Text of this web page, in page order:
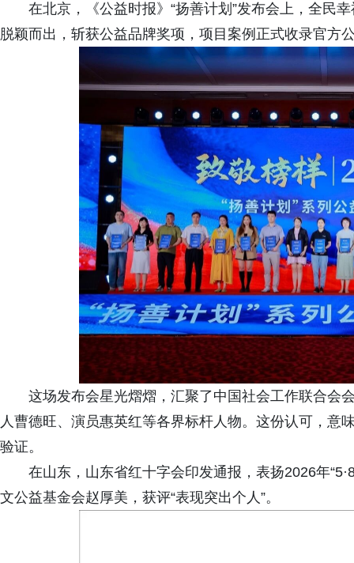
在北京，《公益时报》“扬善计划”发布会上，全民
脱颖而出，斩获公益品牌奖项，项目案例正式收录官方
这场发布会星光熠熠，汇聚了中国社会工作联合会
人曹德旺、演员惠英红等各界标杆人物。这份认可，意
验证。
在山东，山东省红十字会印发通报，表扬2026年
文公益基金会赵厚美，获评“表现突出个人”。